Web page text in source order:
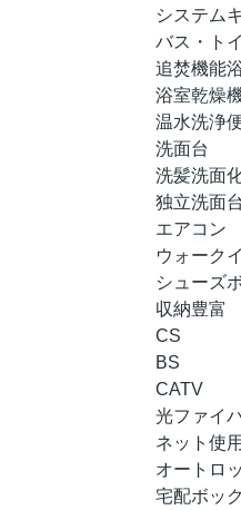
システム
バス・ト
追焚機能
浴室乾燥
温水洗浄
洗面台
洗髪洗面
独立洗面台
エアコン
ウォーク
シューズ
収納豊富
CS
BS
CATV
光ファイ
ネット使
オートロ
宅配ボッ